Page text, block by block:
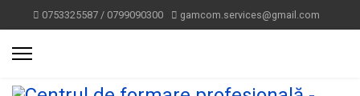
0753325587 / 0799090300 gamcom.services@gmail.com